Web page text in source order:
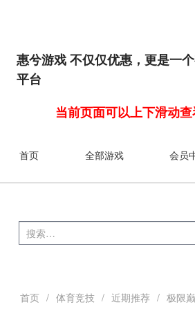
惠兮游戏 不仅仅优惠，更是一
平台
当前页面可以上下滑动
首页 全部游戏 会员
首页 / 体育竞技 / 近期推荐 / 极限